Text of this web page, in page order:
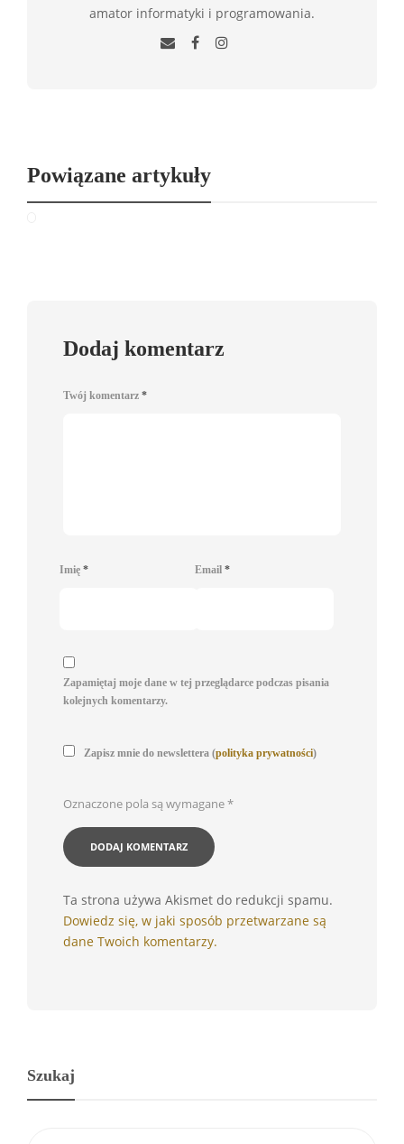
amator informatyki i programowania.
Powiązane artykuły
Dodaj komentarz
Twój komentarz *
Imię * Email *
Zapamiętaj moje dane w tej przeglądarce podczas pisania
kolejnych komentarzy.
Zapisz mnie do newslettera (polityka prywatności)
Oznaczone pola są wymagane*
Ta strona używa Akismet do redukcji spamu.
Dowiedz się, w jaki sposób przetwarzane są
dane Twoich komentarzy.
Szukaj